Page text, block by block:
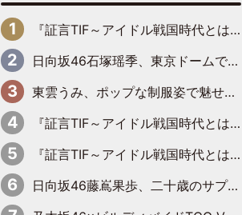
『証言TIF～アイドル戦国時代とはなんだったのか～』第6回：でんぱ組.inc・古川未鈴×相沢梨紗「『ハロプロやりたかったな』って言ったら、夢眠ねむさんに『てめえはでんぱ組．incなんだよ！』って肩パンされて(笑)」
日向坂46石塚瑶季、東京ドームで“観戦バレ”！ ナイツ・塙も認めた「巨人に詳しすぎるアイドル」は元VENUSスクール生で杉内コーチ推し⁉
東雲うみ、ポップな制服姿で魅せる“東雲グリーン”の正体
『証言TIF～アイドル戦国時代とはなんだったのか～』第8回：Negicco・Nao☆×Megu×Kaede「東京からオファーが来たのと、梨の皮剥きとどっちが大事なんだって」
『証言TIF～アイドル戦国時代とはなんだったのか～』第10回：さくら学院・武藤彩未×飯田らうら「正直、中3で辞めるというのを信じてなくて。そう言われてはいたけど、嘘でしょって」
日向坂46藤嶌果歩、二十歳のサプライズバースデーに大喜び「頼られる先輩になれるように努力していきたい」